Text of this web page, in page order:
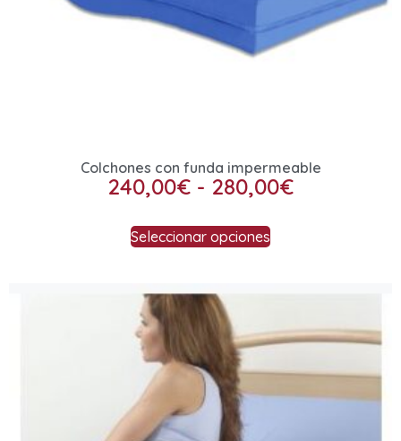
Colchones con funda impermeable
240,00€ - 280,00€
Seleccionar opciones